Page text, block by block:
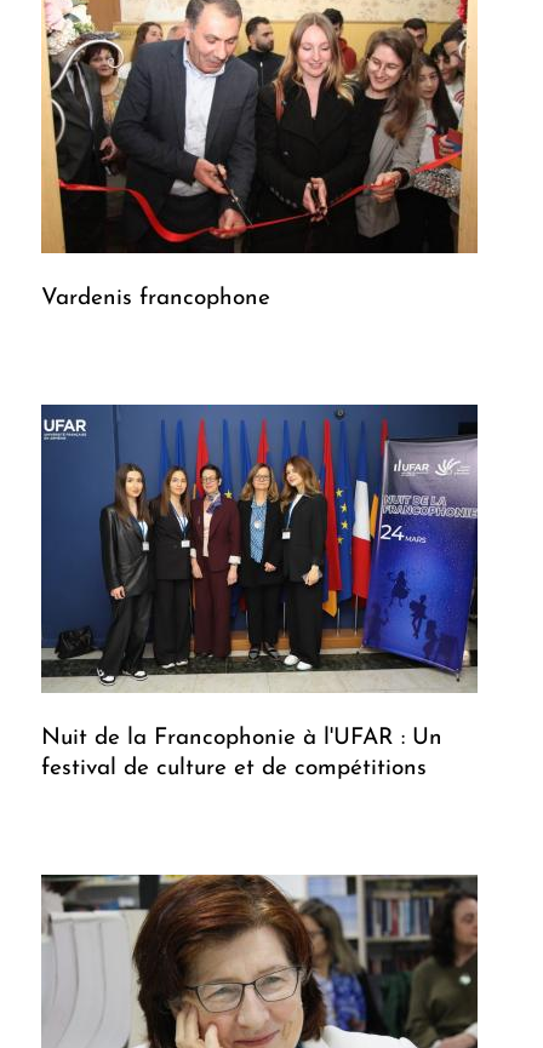
Vardenis francophone
Nuit de la Francophonie à l'UFAR : Un
festival de culture et de compétitions